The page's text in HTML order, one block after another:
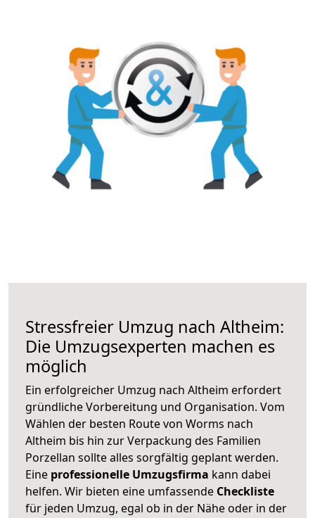
Stressfreier Umzug nach Altheim:
Die Umzugsexperten machen es
möglich
Ein erfolgreicher Umzug nach Altheim erfordert
gründliche Vorbereitung und Organisation. Vom
Wählen der besten Route von Worms nach
Altheim bis hin zur Verpackung des Familien
Porzellan sollte alles sorgfältig geplant werden.
Eine professionelle Umzugsfirma kann dabei
helfen. Wir bieten eine umfassende Checkliste
für jeden Umzug, egal ob in der Nähe oder in der